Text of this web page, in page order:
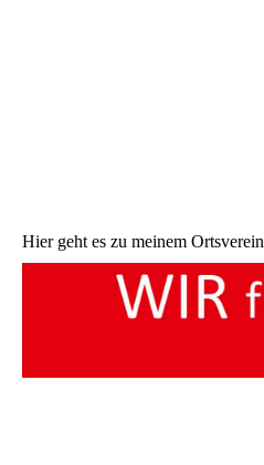
Hier geht es zu meinem Ortsverein